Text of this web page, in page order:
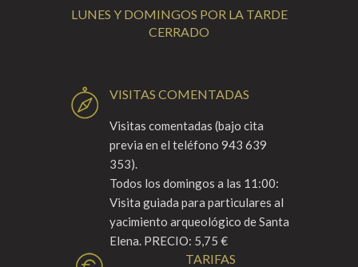
LUNES Y DOMINGOS POR LA TARDE
CERRADO
VISITAS COMENTADAS
Visitas comentadas (bajo cita
previa en el teléfono 943 639
353).
Todos los domingos a las 11:00:
Visita guiada para particulares al
yacimiento arqueológico de Santa
Elena. PRECIO: 5,75 €
TARIFAS